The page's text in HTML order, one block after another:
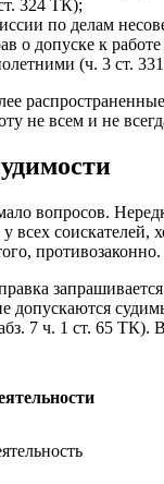
324 ТК);
по делам
о допуске к работе
(ч. 3 ст.
не всем и не
вопросов.
всех соискателей,
противозаконно.
допускаются
7 ч. 1 ст. 65 ТК).